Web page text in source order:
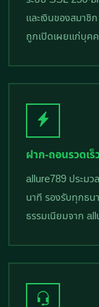
และเงินของสมา
ถูกเปิดเผยแก่บุค
ฝาก-ถอนรวดเ
allure789 ประมว
นาที รองรับทุกธน
ธรรมเนียมจาก